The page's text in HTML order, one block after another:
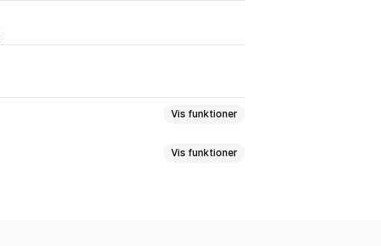
Vis funktioner
Vis funktioner